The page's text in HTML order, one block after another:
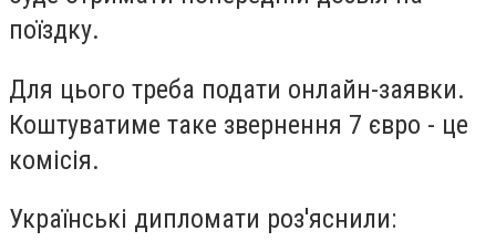
поїздку.
Для цього треба подати онлайн-заявки.
Коштуватиме таке звернення 7 євро - це
комісія.
Українські дипломати роз'яснили: